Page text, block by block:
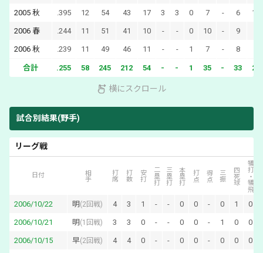
2005 秋 .395 12 54 43 17 3 3 0 7 - 6 10
2006 春 .244 11 51 41 10 - - 0 10 - 9
2006 秋 .239 11 49 46 11 - - 1 7 - 8
合計 .255 58 245 212 54 - - 1 35 - 33 27
横にスクロール
試合別結果(野手)
リーグ戦
日付 相手 打席 打数 安打 二塁打 三塁打 本塁打 打点 得点 三振 四死球 犠打・犠飛
2006/10/22 明 (2回戦) 4 3 1 - - 0 0 - 0 1 0
2006/10/21 明 (1回戦) 3 3 0 - - 0 0 - 1 0 0
2006/10/15 早(2回戦) 4 4 0 - - 0 0 - 0 0 0